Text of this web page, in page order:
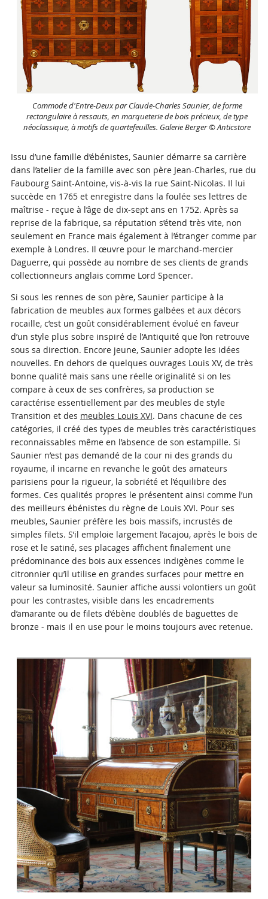
Commode d'Entre-Deux par Claude-Charles Saunier, de forme
rectangulaire à ressauts, en marqueterie de bois précieux, de type
néoclassique, à motifs de quartefeuilles. Galerie Berger © Anticstore
Issu d’une famille d’ébénistes, Saunier démarre sa carrière
dans l’atelier de la famille avec son père Jean-Charles, rue du
Faubourg Saint-Antoine, vis-à-vis la rue Saint-Nicolas. Il lui
succède en 1765 et enregistre dans la foulée ses lettres de
maîtrise - reçue à l’âge de dix-sept ans en 1752. Après sa
reprise de la fabrique, sa réputation s’étend très vite, non
seulement en France mais également à l’étranger comme par
exemple à Londres. Il œuvre pour le marchand-mercier
Daguerre, qui possède au nombre de ses clients de grands
collectionneurs anglais comme Lord Spencer.
Si sous les rennes de son père, Saunier participe à la
fabrication de meubles aux formes galbées et aux décors
rocaille, c’est un goût considérablement évolué en faveur
d’un style plus sobre inspiré de l’Antiquité que l’on retrouve
sous sa direction. Encore jeune, Saunier adopte les idées
nouvelles. En dehors de quelques ouvrages Louis XV, de très
bonne qualité mais sans une réelle originalité si on les
compare à ceux de ses confrères, sa production se
caractérise essentiellement par des meubles de style
Transition et des meubles Louis XVI. Dans chacune de ces
catégories, il créé des types de meubles très caractéristiques
reconnaissables même en l’absence de son estampille. Si
Saunier n’est pas demandé de la cour ni des grands du
royaume, il incarne en revanche le goût des amateurs
parisiens pour la rigueur, la sobriété et l’équilibre des
formes. Ces qualités propres le présentent ainsi comme l’un
des meilleurs ébénistes du règne de Louis XVI. Pour ses
meubles, Saunier préfère les bois massifs, incrustés de
simples filets. S’il emploie largement l’acajou, après le bois de
rose et le satiné, ses placages affichent finalement une
prédominance des bois aux essences indigènes comme le
citronnier qu’il utilise en grandes surfaces pour mettre en
valeur sa luminosité. Saunier affiche aussi volontiers un goût
pour les contrastes, visible dans les encadrements
d’amarante ou de filets d’ébène doublés de baguettes de
bronze - mais il en use pour le moins toujours avec retenue.